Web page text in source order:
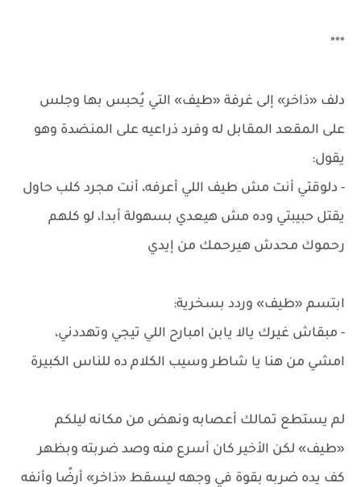
***
دلف «ذاخر» إلى غرفة «طيف» التي يُحبس بها وجلس
على المقعد المقابل له وفرد ذراعيه على المنضدة وهو
يقول:
- دلوقتي أنت مش طيف اللي أعرفه، أنت مجرد كلب حاول
يقتل حبيبتي وده مش هيعدي بسهولة أبدا، لو كلهم
رحموك محدش هيرحمك من إيدي
ابتسم «طيف» وردد بسخرية:
- مبقاش غيرك يالا يابن امبارح اللي تيجي وتهددني،
امشي من هنا يا شاطر وسيب الكلام ده للناس الكبيرة
لم يستطع تمالك أعصابه ونهض من مكانه ليلكم
«طيف» لكن الأخير كان أسرع منه وصد ضربته وبظهر
كف يده ضربه بقوة في وجهه ليسقط «ذاخر» أرضًا وأنفه